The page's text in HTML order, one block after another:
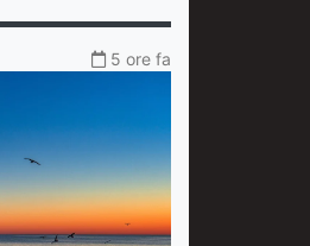
5 ore fa